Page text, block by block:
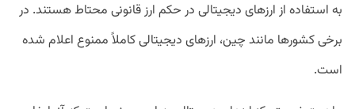
به استفاده از ارزهای دیجیتالی در حکم ارز قانونی محتاط هستند. در
برخی کشورها مانند چین، ارزهای دیجیتالی کاملاً ممنوع اعلام شده
است.